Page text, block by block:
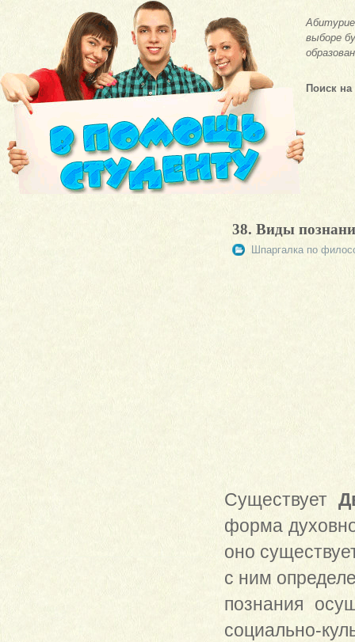
выборе
Поиск на
38. Виды
Шпаргалка по
Существует
форма
оно
с ним
познания
социально-